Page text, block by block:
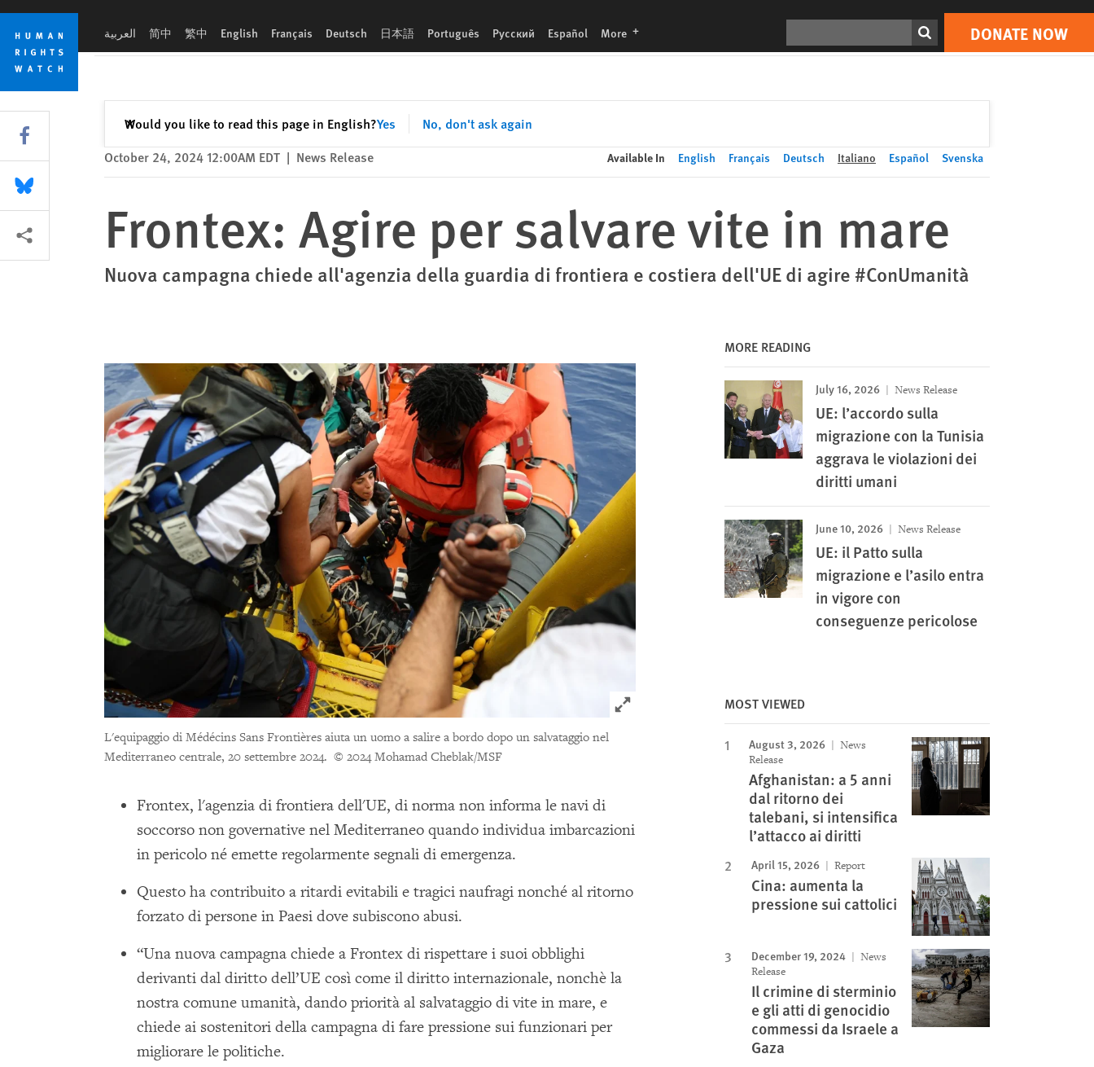
Skip
cookie
privacy
notice
Skip
main
content
العربية 简中 繁中 English Français Deutsch 日本語 Português Русский Español More languages DONATE NOW
Would you like to read this page in English?Yes No, don't ask again
✕Close
Print DONATE NOW
October 24, 2024 12:00AM EDT | News Release Available In English Français Deutsch Italiano Español Svenska
Frontex: Agire per salvare vite in mare
Nuova campagna chiede all'agenzia della guardia di frontiera e costiera dell'UE di agire #ConUmanità
Click to expand Image
L'equipaggio di Médécins Sans Frontières aiuta un uomo a salire a bordo dopo un salvataggio nel
Mediterraneo centrale, 20 settembre 2024. © 2024 Mohamad Cheblak/MSF
Frontex, l'agenzia di frontiera dell'UE, di norma non informa le navi di
soccorso non governative nel Mediterraneo quando individua imbarcazioni
in pericolo né emette regolarmente segnali di emergenza.
Questo ha contribuito a ritardi evitabili e tragici naufragi nonché al ritorno
forzato di persone in Paesi dove subiscono abusi.
“Una nuova campagna chiede a Frontex di rispettare i suoi obblighi
derivanti dal diritto dell’UE così come il diritto internazionale, nonchè la
nostra comune umanità, dando priorità al salvataggio di vite in mare, e
chiede ai sostenitori della campagna di fare pressione sui funzionari per
migliorare le politiche.
MORE READING
July 16, 2026 News Release
UE: l’accordo sulla
migrazione con la Tunisia
aggrava le violazioni dei
diritti umani
June 10, 2026 News Release
UE: il Patto sulla
migrazione e l’asilo entra
in vigore con
conseguenze pericolose
MOST VIEWED
August 3, 2026
News
Release
Afghanistan: a 5 anni
dal ritorno dei
talebani, si intensifica
l’attacco ai diritti
April 15, 2026 Report
Cina: aumenta la
pressione sui cattolici
December 19, 2024
News
Release
Il crimine di sterminio
e gli atti di genocidio
commessi da Israele a
Gaza
Share this via Facebook
Share this via Bluesky
More sharing options